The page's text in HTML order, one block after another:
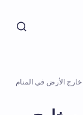
الأرض في المنام